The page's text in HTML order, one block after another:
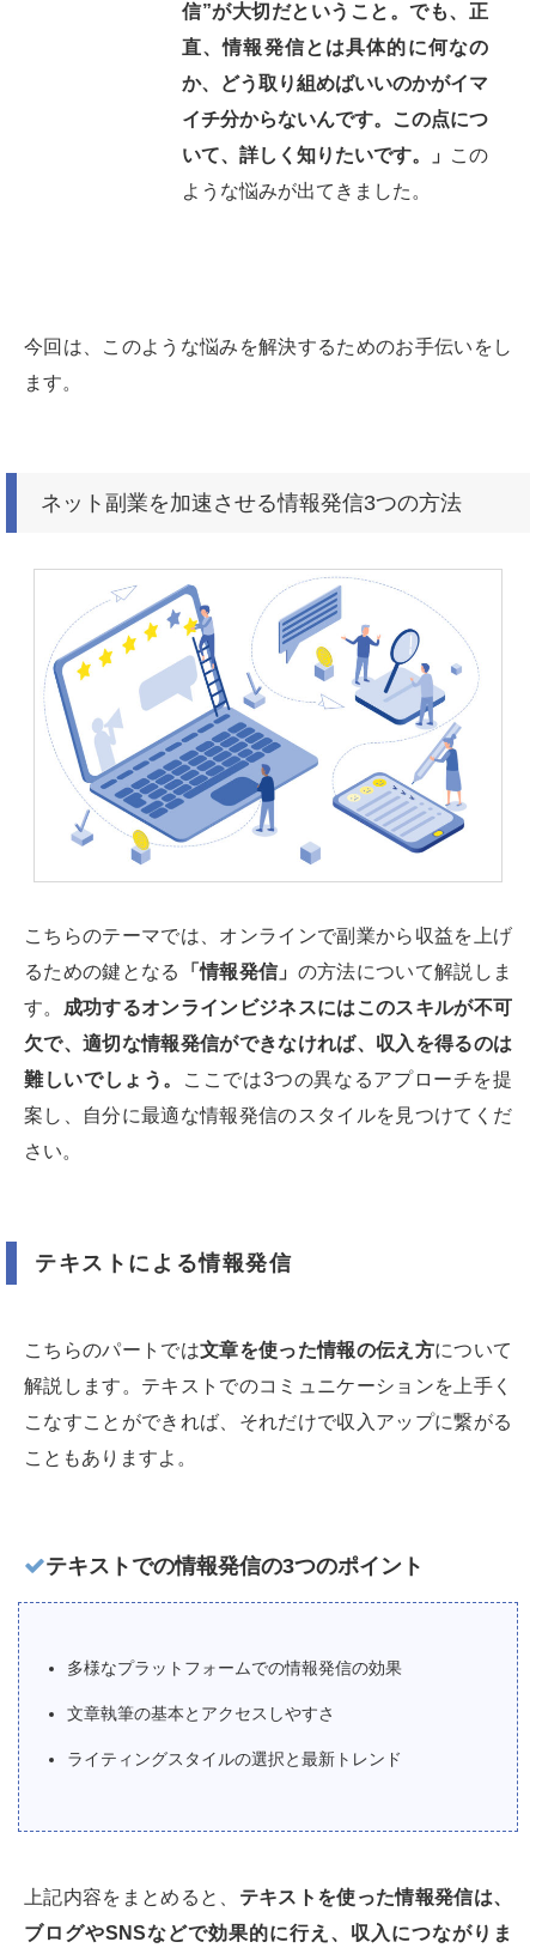
信”が大切だということ。でも、正
直、情報発信とは具体的に何なの
か、どう取り組めばいいのかがイマ
イチ分からないんです。この点につ
いて、詳しく知りたいです。」
この
ような悩みが出てきました。
今回は、このような悩みを解決するためのお手伝いをし
ます。
ネット副業を加速させる情報発信3つの方法
こちらのテーマでは、オンラインで副業から収益を上げ
るための鍵となる
「情報発信」 の方法について解説しま
す。 成功するオンラインビジネスにはこのスキルが不可
欠で、適切な情報発信ができなければ、収入を得るのは
難しいでしょう。
ここでは3つの異なるアプローチを提
案し、自分に最適な情報発信のスタイルを見つけてくだ
さい。
テキストによる情報発信
こちらのパートでは文章を使った情報の伝え方について
解説します。テキストでのコミュニケーションを上手く
こなすことができれば、それだけで収入アップに繋がる
こともありますよ。
テキストでの情報発信の3つのポイント
多様なプラットフォームでの情報発信の効果
文章執筆の基本とアクセスしやすさ
ライティングスタイルの選択と最新トレンド
上記内容をまとめると、 テキストを使った情報発信は、
ブログやSNSなどで効果的に行え、収入につながりま